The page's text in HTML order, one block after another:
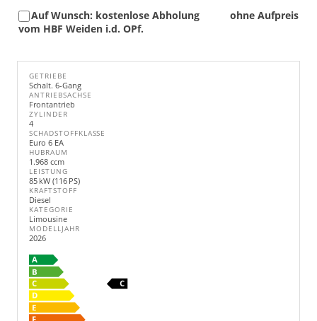
ohne Aufpreis
Auf Wunsch: kostenlose Abholung
vom HBF Weiden i.d. OPf.
GETRIEBE
Schalt. 6-Gang
ANTRIEBSACHSE
Frontantrieb
ZYLINDER
4
SCHADSTOFFKLASSE
Euro 6 EA
HUBRAUM
1.968 ccm
LEISTUNG
85 kW (116 PS)
KRAFTSTOFF
Diesel
KATEGORIE
Limousine
MODELLJAHR
2026